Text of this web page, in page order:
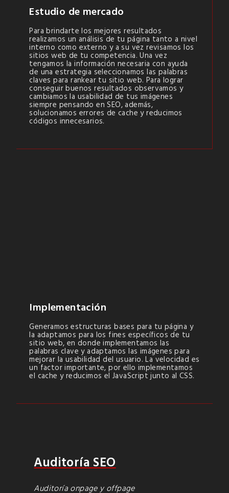
Estudio de mercado
Para brindarte los mejores resultados
realizamos un análisis de tu página tanto a nivel
interno como externo y a su vez revisamos los
sitios web de tu competencia. Una vez
tengamos la información necesaria con ayuda
de una estrategia seleccionamos las palabras
claves para rankear tu sitio web. Para lograr
conseguir buenos resultados observamos y
cambiamos la usabilidad de tus imágenes
siempre pensando en SEO, además,
solucionamos errores de cache y reducimos
códigos innecesarios.
Implementación
Generamos estructuras bases para tu página y
la adaptamos para los fines específicos de tu
sitio web, en donde implementamos las
palabras clave y adaptamos las imágenes para
mejorar la usabilidad del usuario. La velocidad es
un factor importante, por ello implementamos
el cache y reducimos el JavaScript junto al CSS.
Auditoría SEO
Auditoría onpage y offpage